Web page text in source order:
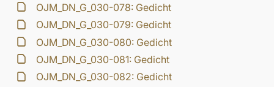
OJM_DN_G_030-078: Gedicht
OJM_DN_G_030-079: Gedicht
OJM_DN_G_030-080: Gedicht
OJM_DN_G_030-081: Gedicht
OJM_DN_G_030-082: Gedicht